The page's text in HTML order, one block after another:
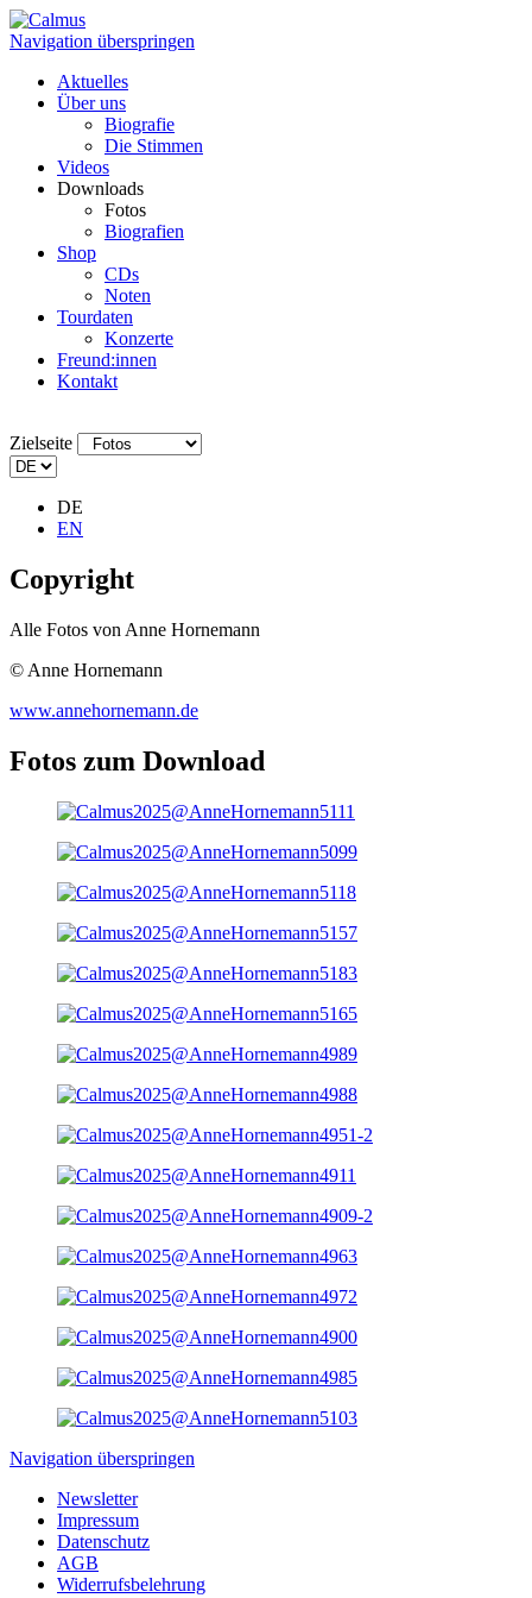
Navigation überspringen
Aktuelles
Über uns
Biografie
Die Stimmen
Videos
Downloads
Fotos
Biografien
Shop
CDs
Noten
Tourdaten
Konzerte
Freund:innen
Kontakt
Zielseite
DE
EN
Copyright
Alle Fotos von Anne Hornemann
© Anne Hornemann
www.annehornemann.de
Fotos zum Download
Navigation überspringen
Newsletter
Impressum
Datenschutz
AGB
Widerrufsbelehrung